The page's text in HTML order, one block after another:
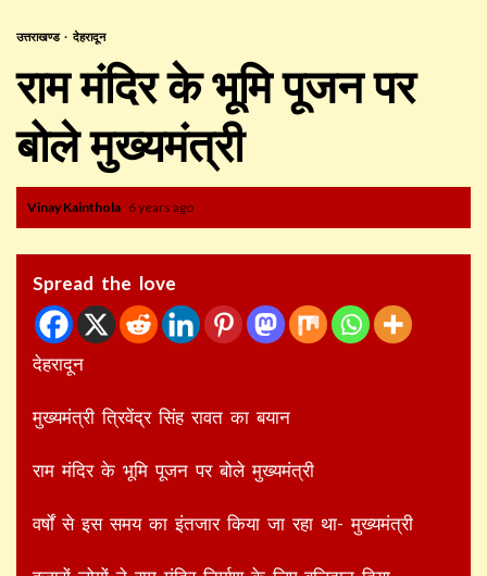
उत्तराखण्ड देहरादून
राम मंदिर के भूमि पूजन पर
बोले मुख्यमंत्री
Vinay Kainthola 6 years ago
Spread the love
देहरादून
मुख्यमंत्री त्रिवेंद्र सिंह रावत का बयान
राम मंदिर के भूमि पूजन पर बोले मुख्यमंत्री
वर्षों से इस समय का इंतजार किया जा रहा था- मुख्यमंत्री